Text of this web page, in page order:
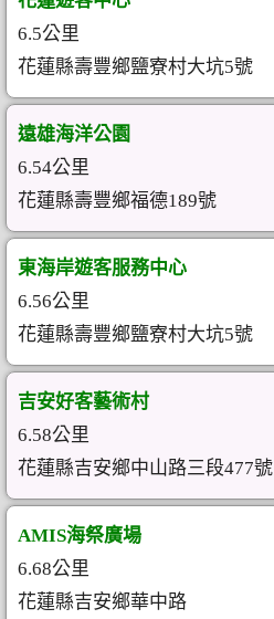
6.5公里
花蓮縣壽豐鄉鹽寮村大坑5號
遠雄海洋公園
6.54公里
花蓮縣壽豐鄉福德189號
東海岸遊客服務中心
6.56公里
花蓮縣壽豐鄉鹽寮村大坑5號
吉安好客藝術村
6.58公里
花蓮縣吉安鄉中山路三段477號
AMIS海祭廣場
6.68公里
花蓮縣吉安鄉華中路